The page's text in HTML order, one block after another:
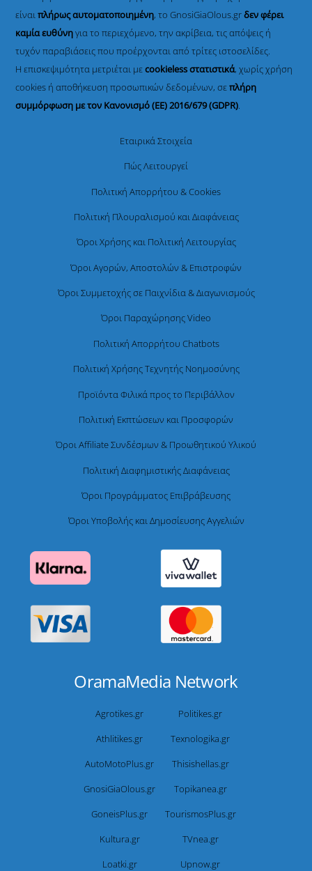
είναιπλήρως αυτοματοποιημένη, το GnosiGiaOlous.grδεν φέρει
καμία ευθύνηγια το περιεχόμενο, την ακρίβεια, τις απόψεις ή
τυχόν παραβιάσεις που προέρχονται από τρίτες ιστοσελίδες.
Η επισκεψιμότητα μετριέται μεcookieless στατιστικά, χωρίς χρήση
cookies ή αποθήκευση προσωπικών δεδομένων, σεπλήρη
συμμόρφωση με τον Κανονισμό (ΕΕ) 2016/679 (GDPR).
Εταιρικά Στοιχεία
Πώς Λειτουργεί
Πολιτική Απορρήτου & Cookies
Πολιτική Πλουραλισμού και Διαφάνειας
Όροι Χρήσης και Πολιτική Λειτουργίας
Όροι Αγορών, Αποστολών & Επιστροφών
Όροι Συμμετοχής σε Παιχνίδια & Διαγωνισμούς
Όροι Παραχώρησης Video
Πολιτική Απορρήτου Chatbots
Πολιτική Χρήσης Τεχνητής Νοημοσύνης
Προϊόντα Φιλικά προς το Περιβάλλον
Πολιτική Εκπτώσεων και Προσφορών
Όροι Affiliate Συνδέσμων & Προωθητικού Υλικού
Πολιτική Διαφημιστικής Διαφάνειας
Όροι Προγράμματος Επιβράβευσης
Όροι Υποβολής και Δημοσίευσης Αγγελιών
OramaMedia Network
Agrotikes.gr
Politikes.gr
Athlitikes.gr
Texnologika.gr
AutoMotoPlus.gr
Thisishellas.gr
GnosiGiaOlous.gr
Topikanea.gr
GoneisPlus.gr
TourismosPlus.gr
Kultura.gr
TVnea.gr
Loatki.gr
Upnow.gr